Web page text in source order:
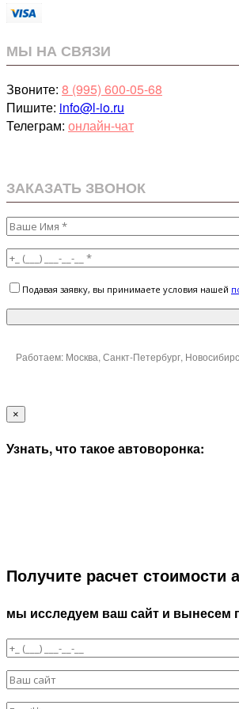
МЫ НА СВЯЗИ
Звоните: 8 (995) 600-05-68
Пишите: info@l-io.ru
Телеграм: онлайн-чат
ЗАКАЗАТЬ ЗВОНОК
Подавая заявку, вы принимаете условия нашей
Работаем: Москва, Санкт-Петербург,
×
Узнать, что такое автоворонка:
Получите расчет стоимости
мы исследуем ваш сайт и вынесем